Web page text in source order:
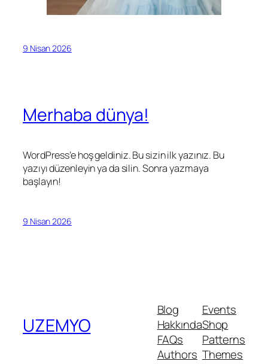
9 Nisan 2026
Merhaba dünya!
WordPress’e hoş geldiniz. Bu sizin ilk yazınız. Bu
yazıyı düzenleyin ya da silin. Sonra yazmaya
başlayın!
9 Nisan 2026
UZEMYO
Blog
Hakkında
FAQs
Authors
Events
Shop
Patterns
Themes